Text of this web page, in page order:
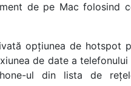
de pe Mac folosind
opțiunea de hotspot
de date a
ul din lista de